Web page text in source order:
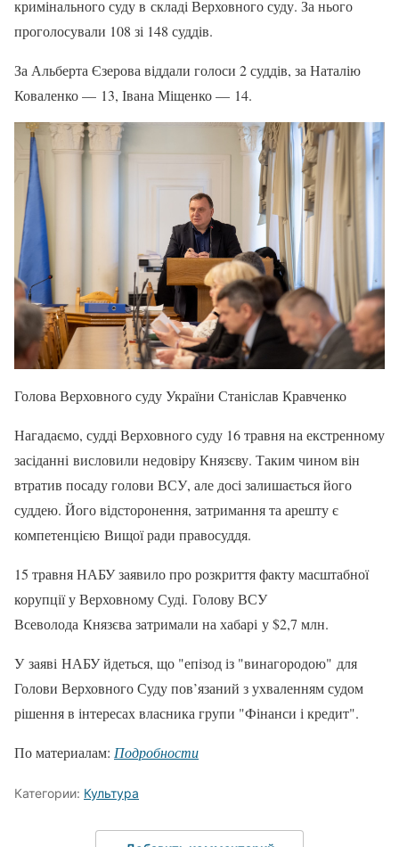
кримінального суду в складі Верховного суду. За нього
проголосували 108 зі 148 суддів.
За Альберта Єзерова віддали голоси 2 суддів, за Наталію
Коваленко — 13, Івана Міщенко — 14.
Голова Верховного суду України Станіслав Кравченко
Нагадаємо, судді Верховного суду 16 травня на екстренному
засіданні висловили недовіру Князєву. Таким чином він
втратив посаду голови ВСУ, але досі залишається його
суддею. Його відсторонення, затримання та арешту є
компетенцією Вищої ради правосуддя.
15 травня НАБУ заявило про розкриття факту масштабної
корупції у Верховному Суді. Голову ВСУ
Всеволода Князєва затримали на хабарі у $2,7 млн.
У заяві НАБУ йдеться, що "епізод із "винагородою" для
Голови Верховного Суду пов’язаний з ухваленням судом
рішення в інтересах власника групи "Фінанси і кредит".
По материалам: Подробности
Категории: Культура